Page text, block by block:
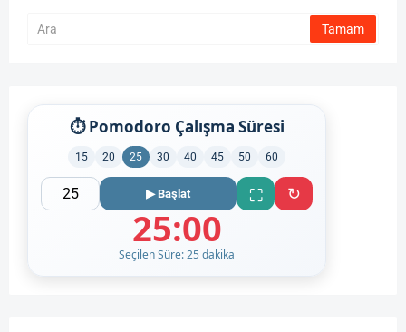
⏱ Pomodoro Çalışma Süresi
15 20 25 30 40 45 50 60
▶ Başlat ⛶ ↻
25:00
Seçilen Süre: 25 dakika